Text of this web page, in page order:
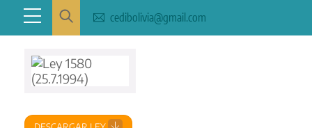
content
Menu cedibolivia@gmail.com